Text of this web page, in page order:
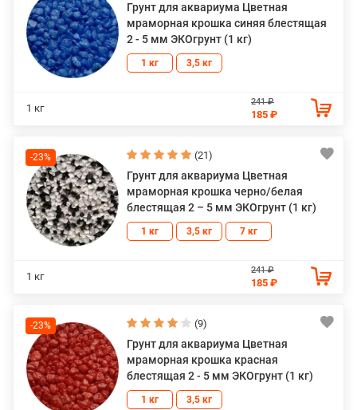
Грунт для аквариума Цветная
мраморная крошка синяя блестящая
2 - 5 мм ЭКОгрунт (1 кг)
1 кг 3,5 кг
1 кг
241 ₽
185 ₽
-23% (21)
Грунт для аквариума Цветная
мраморная крошка черно/белая
блестящая 2 – 5 мм ЭКОгрунт (1 кг)
1 кг 3,5 кг 7 кг
1 кг
241 ₽
185 ₽
-23% (9)
Грунт для аквариума Цветная
мраморная крошка красная
блестящая 2 - 5 мм ЭКОгрунт (1 кг)
1 кг 3,5 кг